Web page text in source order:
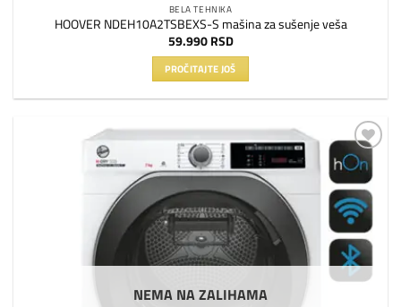
BELA TEHNIKA
HOOVER NDEH10A2TSBEXS-S mašina za sušenje veša
59.990 RSD
PROČITAJTE JOŠ
Dodaj
na
listu
želja
NEMA NA ZALIHAMA